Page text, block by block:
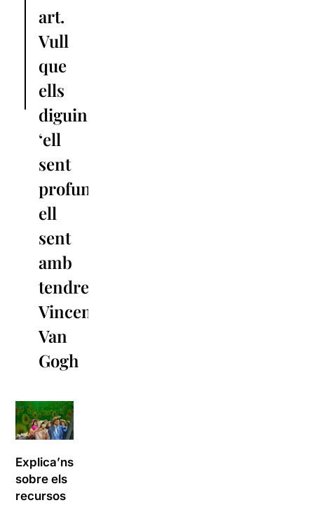
art.
Vull
que
ells
diguin
‘ell
sent
profundament,
ell
sent
amb
tendresa’»
Vincent
Van
Gogh
Explica’ns
sobre els
recursos